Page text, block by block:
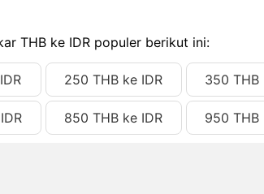
THB ke IDR populer berikut ini:
250 THB ke IDR 350 THB
850 THB ke IDR 950 THB